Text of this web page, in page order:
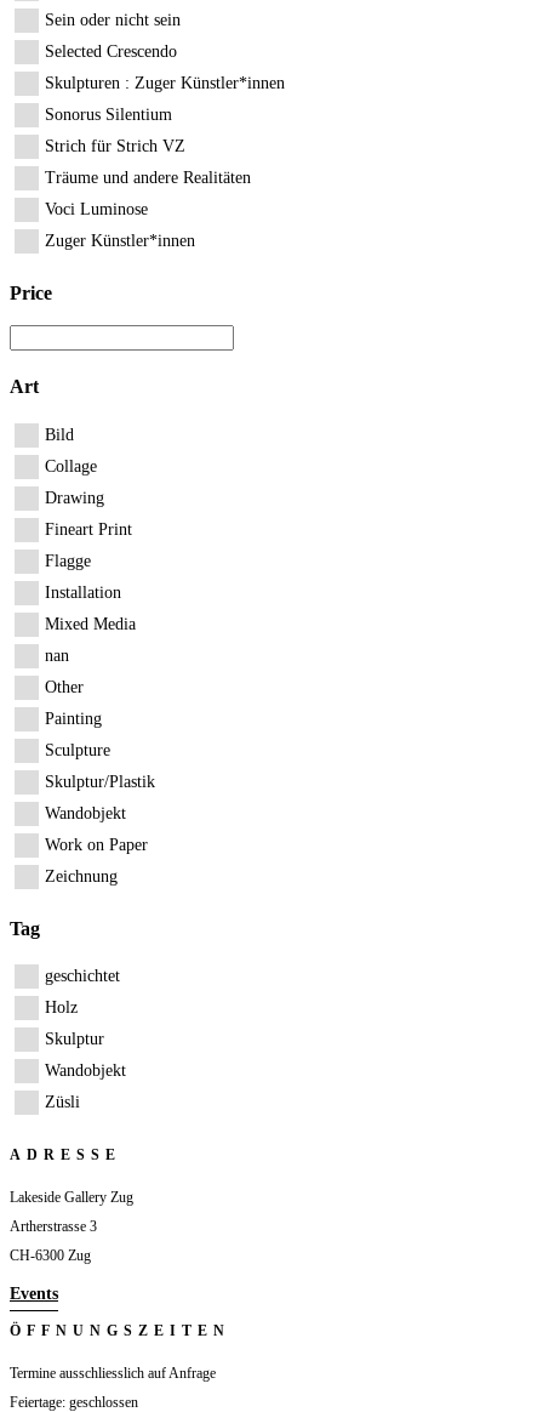
Sein oder nicht sein
Selected Crescendo
Skulpturen : Zuger Künstler*innen
Sonorus Silentium
Strich für Strich VZ
Träume und andere Realitäten
Voci Luminose
Zuger Künstler*innen
Price
Art
Bild
Collage
Drawing
Fineart Print
Flagge
Installation
Mixed Media
nan
Other
Painting
Sculpture
Skulptur/Plastik
Wandobjekt
Work on Paper
Zeichnung
Tag
geschichtet
Holz
Skulptur
Wandobjekt
Züsli
ADRESSE
Lakeside Gallery Zug
Artherstrasse 3
CH-6300 Zug
Events
ÖFFNUNGSZEITEN
Termine ausschliesslich auf Anfrage
Feiertage: geschlossen